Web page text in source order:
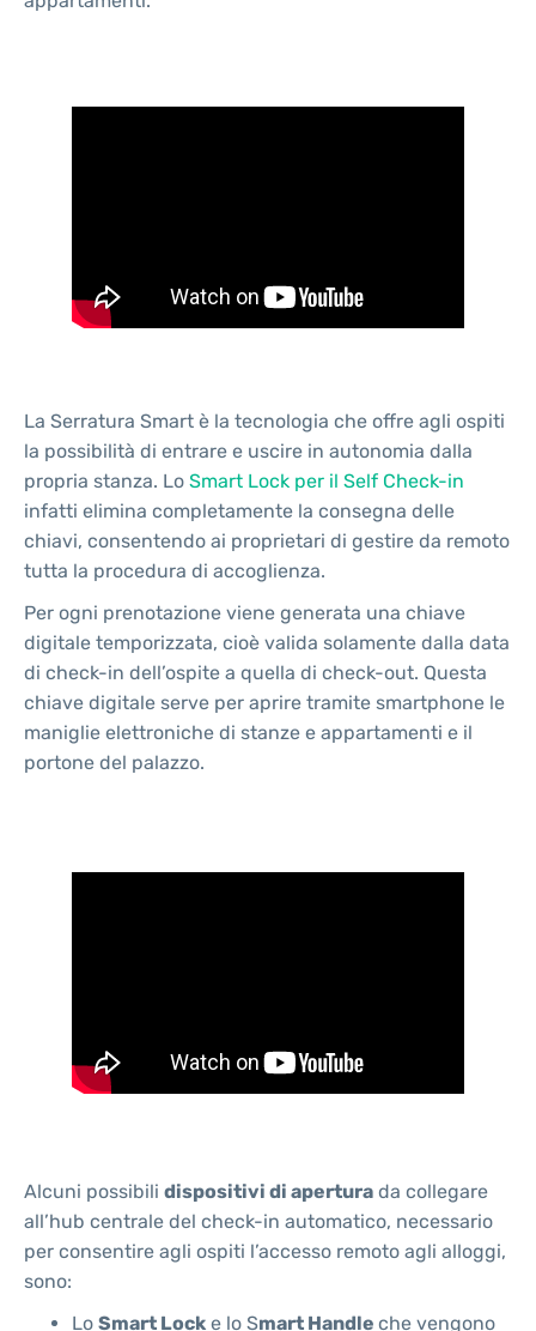
La Serratura Smart è la tecnologia che offre agli ospiti
la possibilità di entrare e uscire in autonomia dalla
propria stanza. Lo Smart Lock per il Self Check-in
infatti elimina completamente la consegna delle
chiavi, consentendo ai proprietari di gestire da remoto
tutta la procedura di accoglienza.
Per ogni prenotazione viene generata una chiave
digitale temporizzata, cioè valida solamente dalla data
di check-in dell’ospite a quella di check-out. Questa
chiave digitale serve per aprire tramite smartphone le
maniglie elettroniche di stanze e appartamenti e il
portone del palazzo.
Alcuni possibili dispositivi di apertura da collegare
all’hub centrale del check-in automatico, necessario
per consentire agli ospiti l’accesso remoto agli alloggi,
sono:
Lo Smart Lock e lo Smart Handle che vengono